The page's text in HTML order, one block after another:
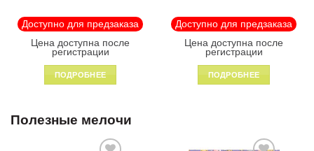
молнии1246
Доступно для предзаказа
Цена доступна после
регистрации
ПОДРОБНЕЕ
пластик на молнии 1215
Доступно для предзаказа
Цена доступна после
регистрации
ПОДРОБНЕЕ
Полезные мелочи